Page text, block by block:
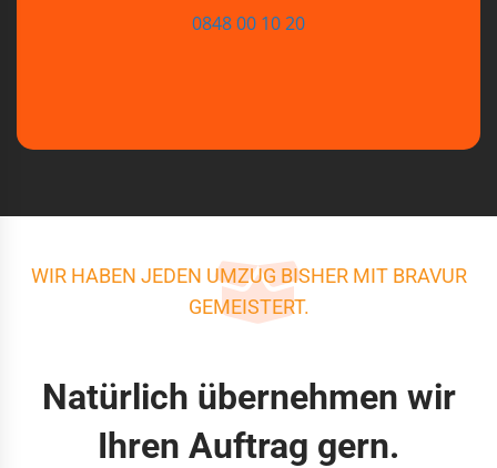
0848 00 10 20
WIR HABEN JEDEN UMZUG BISHER MIT BRAVUR
GEMEISTERT.
Natürlich übernehmen wir
Ihren Auftrag gern.